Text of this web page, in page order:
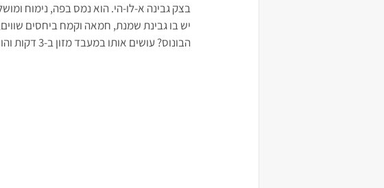
בצק גבינה א-לו-הי. הוא נמס בפה, נימוח
יש בו גבינת שמנת, חמאה וקמח ביחסים
הבונוס? עושים אותו במעבד מזון ב-3 דקות והוא פשוט לעשיה.